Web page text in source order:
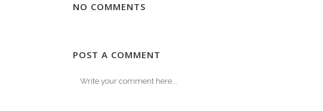
NO COMMENTS
POST A COMMENT